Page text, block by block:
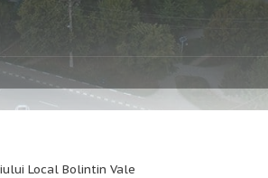
Local Bolintin Vale